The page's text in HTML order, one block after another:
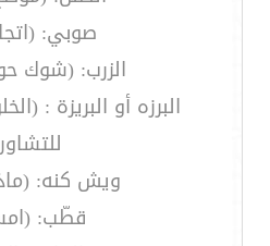
صوبي:
الزرب: (شوك
البرزه أو البريزة :
ويش كنه:
قطّب: